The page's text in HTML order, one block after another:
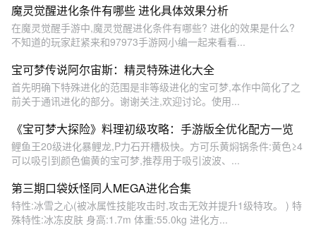
魔灵觉醒进化条件有哪些 进化具体效果分析
在魔灵觉醒手游中,魔灵觉醒进化条件有哪些? 进化的效果是什么?
不知道的玩家赶紧来和97973手游网小编一起来看看...
宝可梦传说阿尔宙斯：精灵特殊进化大全
首先明确下特殊进化的范围是非等级进化的宝可梦,本作中简化了之
前关于通讯进化的部分。谢谢关注,欢迎讨论。使用...
《宝可梦大探险》料理初级攻略：手游版全优化配方一览
鲤鱼王20级进化暴鲤龙,P力石开槽极快。方可乐黄焖锅条件:黄色≥4
可以吸引到颜色偏黄的宝可梦,推荐用于吸引波波、...
第三期口袋妖怪同人MEGA进化合集
特性:冰雪之心(被冰属性技能攻击时,攻击无效并提升1级特攻。 ) 特
殊特性:冰冻皮肤 身高:1.7m 体重:55.0kg 进化方...